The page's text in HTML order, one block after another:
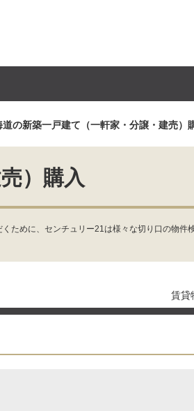
道の新築一戸建て（一軒家・分譲・建売）
）購入
ために、センチュリー21は様々な切り口の物件
賃貸